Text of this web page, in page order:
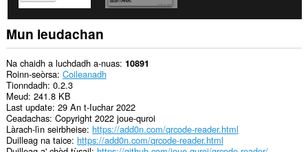
Mun leudachan
Na chaidh a luchdadh a-nuas 10891
Roinn-seòrsa Coileanadh
Tionndadh 0.2.3
Meud 241.8 KB
Last update 29 An t-Iuchar 2022
Ceadachas Copyright 2022 joue-quroi
Làrach-lìn seirbheise https://add0n.com/qrcode-reader.html
Duilleag na taice https://add0n.com/qrcode-reader.html